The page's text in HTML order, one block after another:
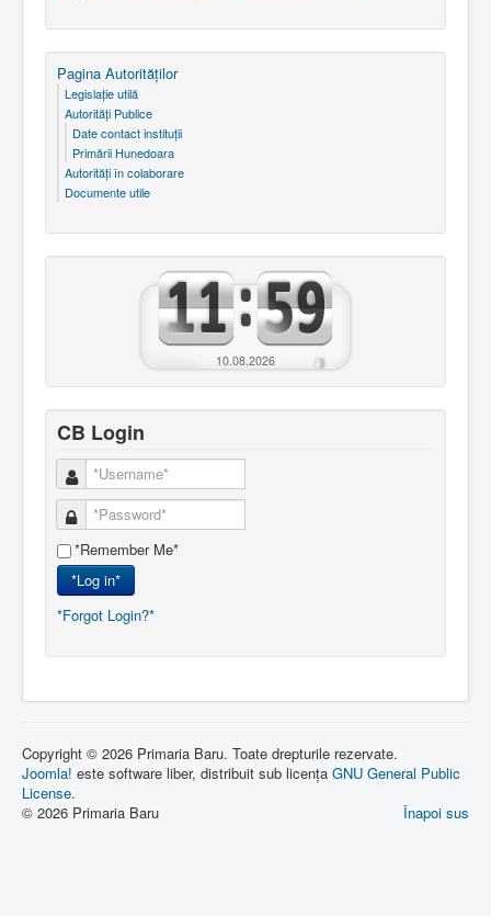
Pagina Autorităţilor
Legislaţie utilă
Autorităţi Publice
Date contact instituţii
Primării Hunedoara
Autorităţi în colaborare
Documente utile
10.08.2026
CB Login
*Remember Me*
*Log in*
*Forgot Login?*
Copyright © 2026 Primaria Baru. Toate drepturile rezervate.
Joomla! este software liber, distribuit sub licența GNU General Public
License.
Înapoi sus
© 2026 Primaria Baru